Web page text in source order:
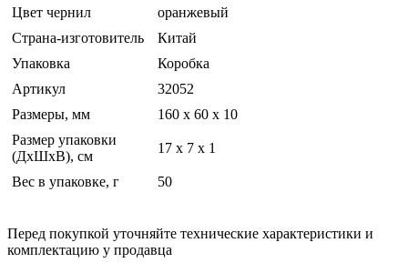
Цвет чернил
оранжевый
Страна-изготовитель
Китай
Упаковка
Коробка
Артикул
32052
Размеры, мм
160 х 60 x 10
Размер упаковки
(ДхШхВ), см
17 x 7 x 1
Вес в упаковке, г 50
Перед покупкой уточняйте технические характеристики и
комплектацию у продавца